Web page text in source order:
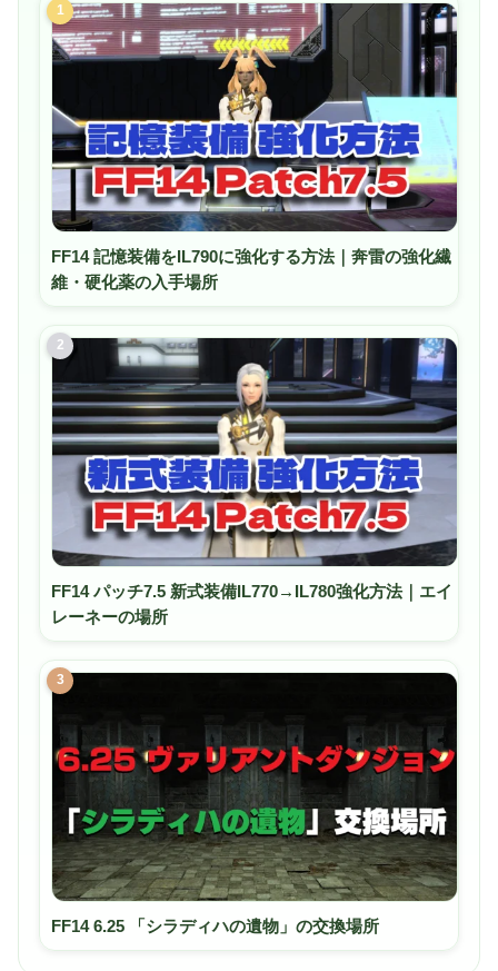
1
FF14 記憶装備をIL790に強化する方法｜奔雷の強化繊
維・硬化薬の入手場所
2
FF14 パッチ7.5 新式装備IL770→IL780強化方法｜エイ
レーネーの場所
3
FF14 6.25 「シラディハの遺物」の交換場所